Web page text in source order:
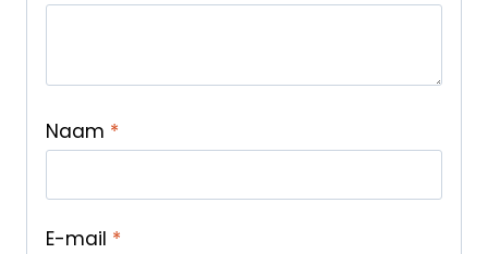
Naam *
E-mail *